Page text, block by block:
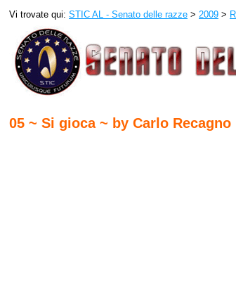
Vi trovate qui: STIC AL - Senato delle razze > 2009 >
05 ~ Si gioca ~ by Carlo Recagno